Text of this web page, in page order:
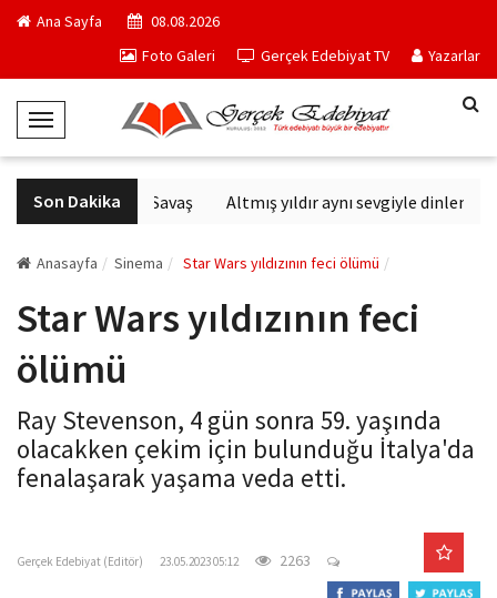
Ana Sayfa
08.08.2026
Foto Galeri
Gerçek Edebiyat TV Yazarlar
T
o
g
g
e
a
i
a
t
i
Son Dakika
Altıncı Nesil Savaş Altmış yıldır aynı sevgiyle dinlenen
Anasayfa Sinema Star Wars yıldızının feci ölümü
Star Wars yıldızının feci
ölümü
Ray Stevenson, 4 gün sonra 59. yaşında
olacakken çekim için bulunduğu İtalya'da
fenalaşarak yaşama veda etti.
Gerçek Edebiyat (Editör) 23.05.2023 05:12 2263